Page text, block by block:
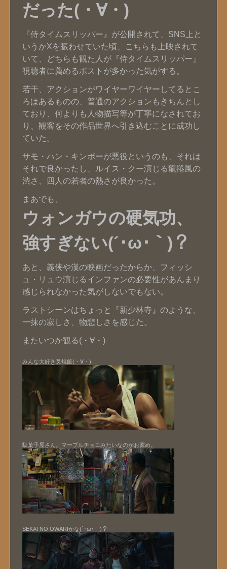
だった(・∀・)
『侍タイムスリッパー』が公開されて、SNS上と
いうかXを賑わせていた頃、こちらも上映されて
いて、どちらも観た人が『侍タイムスリッパー』
視聴者に薦めるポストが多かった気がする。
若干、アクションがワイヤーワイヤーしてるとこ
ろはあるものの、普通のアクションもきちんとし
ており、何よりも人物描写等が丁寧になされてお
り、観客をその作品世界へ引き込むことに成功し
ていた。
サモ・ハン・キンポーが悪役というのも、それは
それで良かったし、ルイス・クー演じる龍捲風の
渋さ、四人の若者の熱さが良かった。
まあでも、
ウォンガウの硬気功、
強すぎない(´･ω･｀)？
あと、義侠や漢の映画だったからか、フィッシ
ュ・リュウ演じるインファンの必要性があんまり
感じられなかった気がしないでもない。
ラストシーンはちょっと『新少林寺』のような、
一抹の寂しさ、物悲しさを感じた。
またいつか観る(・∀・)
みんな大好き叉焼飯(・∀・)
駄菓子屋さん。マーブルチョコみたいなのがお薦め。
SEKAI NO OWARIかな(´･ω･｀)？